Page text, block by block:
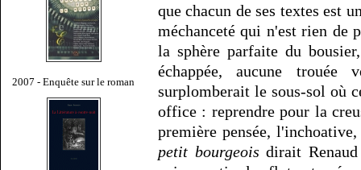
2007 - Enquête sur le roman
que chacun de ses textes est
méchanceté qui n'est rien de
la sphère parfaite du
échappée, aucune
surplomberait le sous-sol où
office : reprendre pour la
première pensée,
petit bourgeois dirait